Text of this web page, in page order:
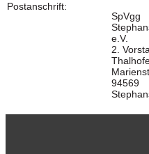
Postanschrift:
SpVgg
e.V.
2.
94569